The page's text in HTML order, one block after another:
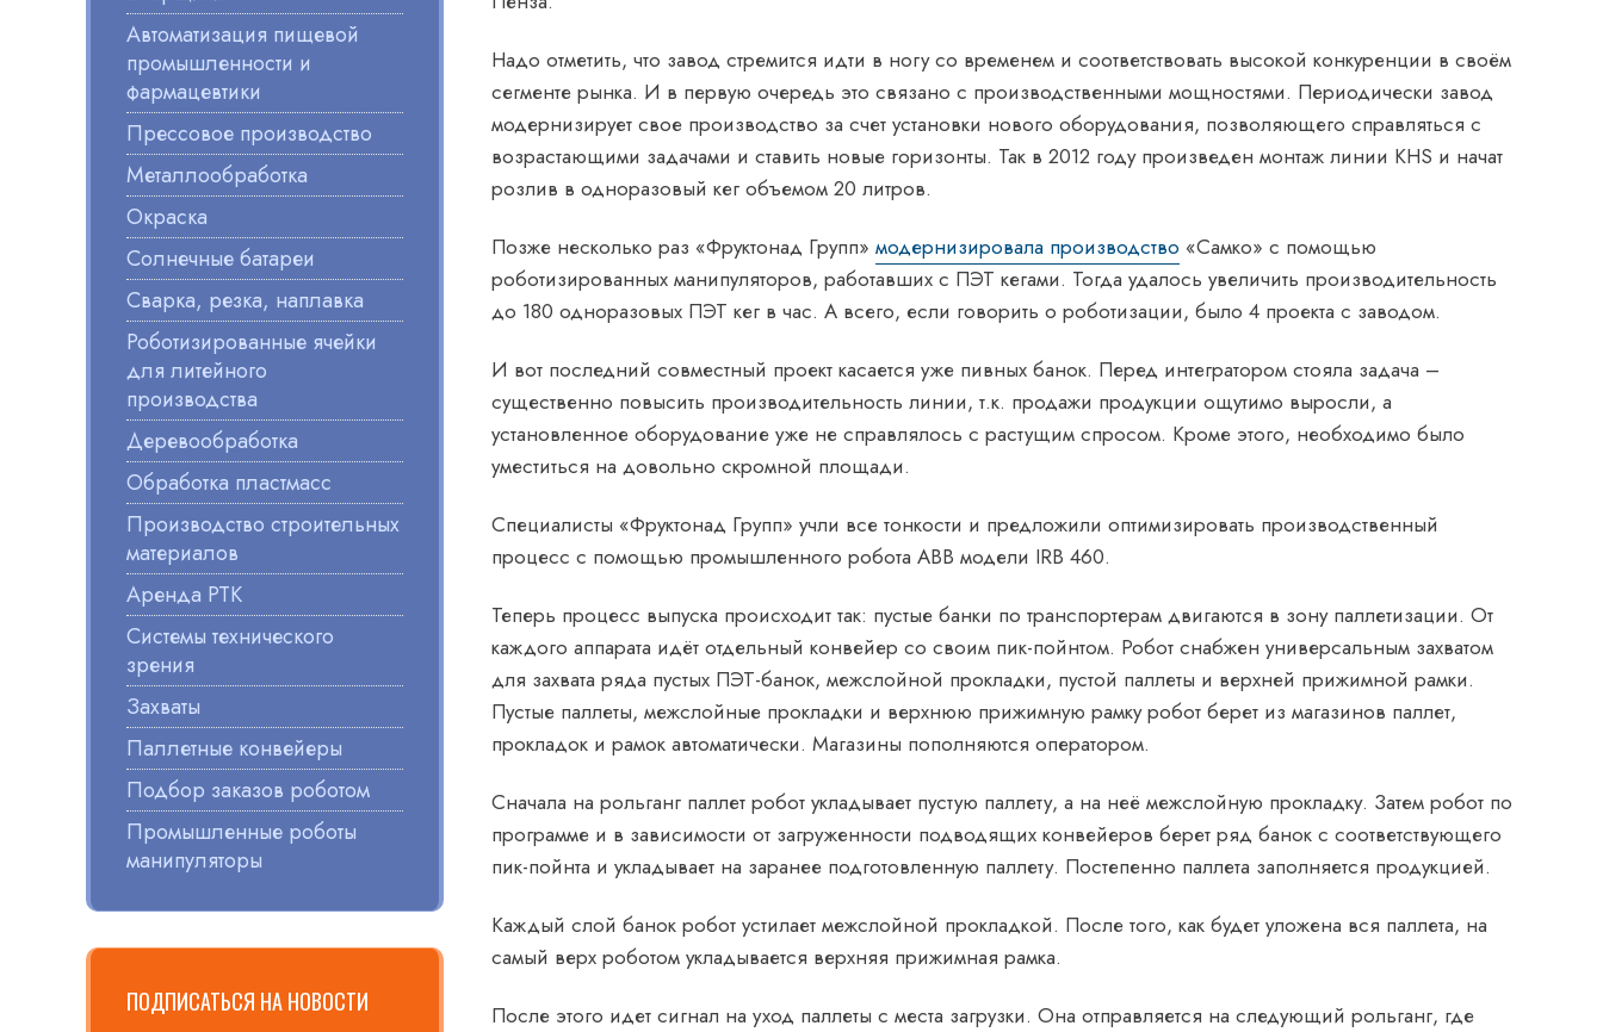
Надо отметить, что завод стремится идти в ногу со временем и соответствовать высокой конкуренции в своём
сегменте рынка. И в первую очередь это связано с производственными мощностями. Периодически завод
модернизирует свое производство за счет установки нового оборудования, позволяющего справляться с
возрастающими задачами и ставить новые горизонты. Так в 2012 году произведен монтаж линии KHS и начат
розлив в одноразовый кег объемом 20 литров.
Позже несколько раз «Фруктонад Групп» модернизировала производство «Самко» с помощью
роботизированных манипуляторов, работавших с ПЭТ кегами. Тогда удалось увеличить производительность
до 180 одноразовых ПЭТ кег в час. А всего, если говорить о роботизации, было 4 проекта с заводом.
И вот последний совместный проект касается уже пивных банок. Перед интегратором стояла задача –
существенно повысить производительность линии, т.к. продажи продукции ощутимо выросли, а
установленное оборудование уже не справлялось с растущим спросом. Кроме этого, необходимо было
уместиться на довольно скромной площади.
Специалисты «Фруктонад Групп» учли все тонкости и предложили оптимизировать производственный
процесс с помощью промышленного робота ABB модели IRB 460.
Теперь процесс выпуска происходит так: пустые банки по транспортерам двигаются в зону паллетизации. От
каждого аппарата идёт отдельный конвейер со своим пик-пойнтом. Робот снабжен универсальным захватом
для захвата ряда пустых ПЭТ-банок, межслойной прокладки, пустой паллеты и верхней прижимной рамки.
Пустые паллеты, межслойные прокладки и верхнюю прижимную рамку робот берет из магазинов паллет,
прокладок и рамок автоматически. Магазины пополняются оператором.
Сначала на рольганг паллет робот укладывает пустую паллету, а на неё межслойную прокладку. Затем робот по
программе и в зависимости от загруженности подводящих конвейеров берет ряд банок с соответствующего
пик-пойнта и укладывает на заранее подготовленную паллету. Постепенно паллета заполняется продукцией.
Каждый слой банок робот устилает межслойной прокладкой. После того, как будет уложена вся паллета, на
самый верх роботом укладывается верхняя прижимная рамка.
После этого идет сигнал на уход паллеты с места загрузки. Она отправляется на следующий рольганг, где
Автоматизация пищевой
промышленности и
фармацевтики
Прессовое производство
Металлообработка
Окраска
Солнечные батареи
Сварка, резка, наплавка
Роботизированные ячейки
для литейного
производства
Деревообработка
Обработка пластмасс
Производство строительных
материалов
Аренда РТК
Системы технического
зрения
Захваты
Паллетные конвейеры
Подбор заказов роботом
Промышленные роботы
манипуляторы
ПОДПИСАТЬСЯ НА НОВОСТИ